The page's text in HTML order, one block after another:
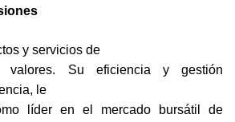
y servicios de
valores. Su eficiencia y gestión
le
líder en el mercado bursátil de